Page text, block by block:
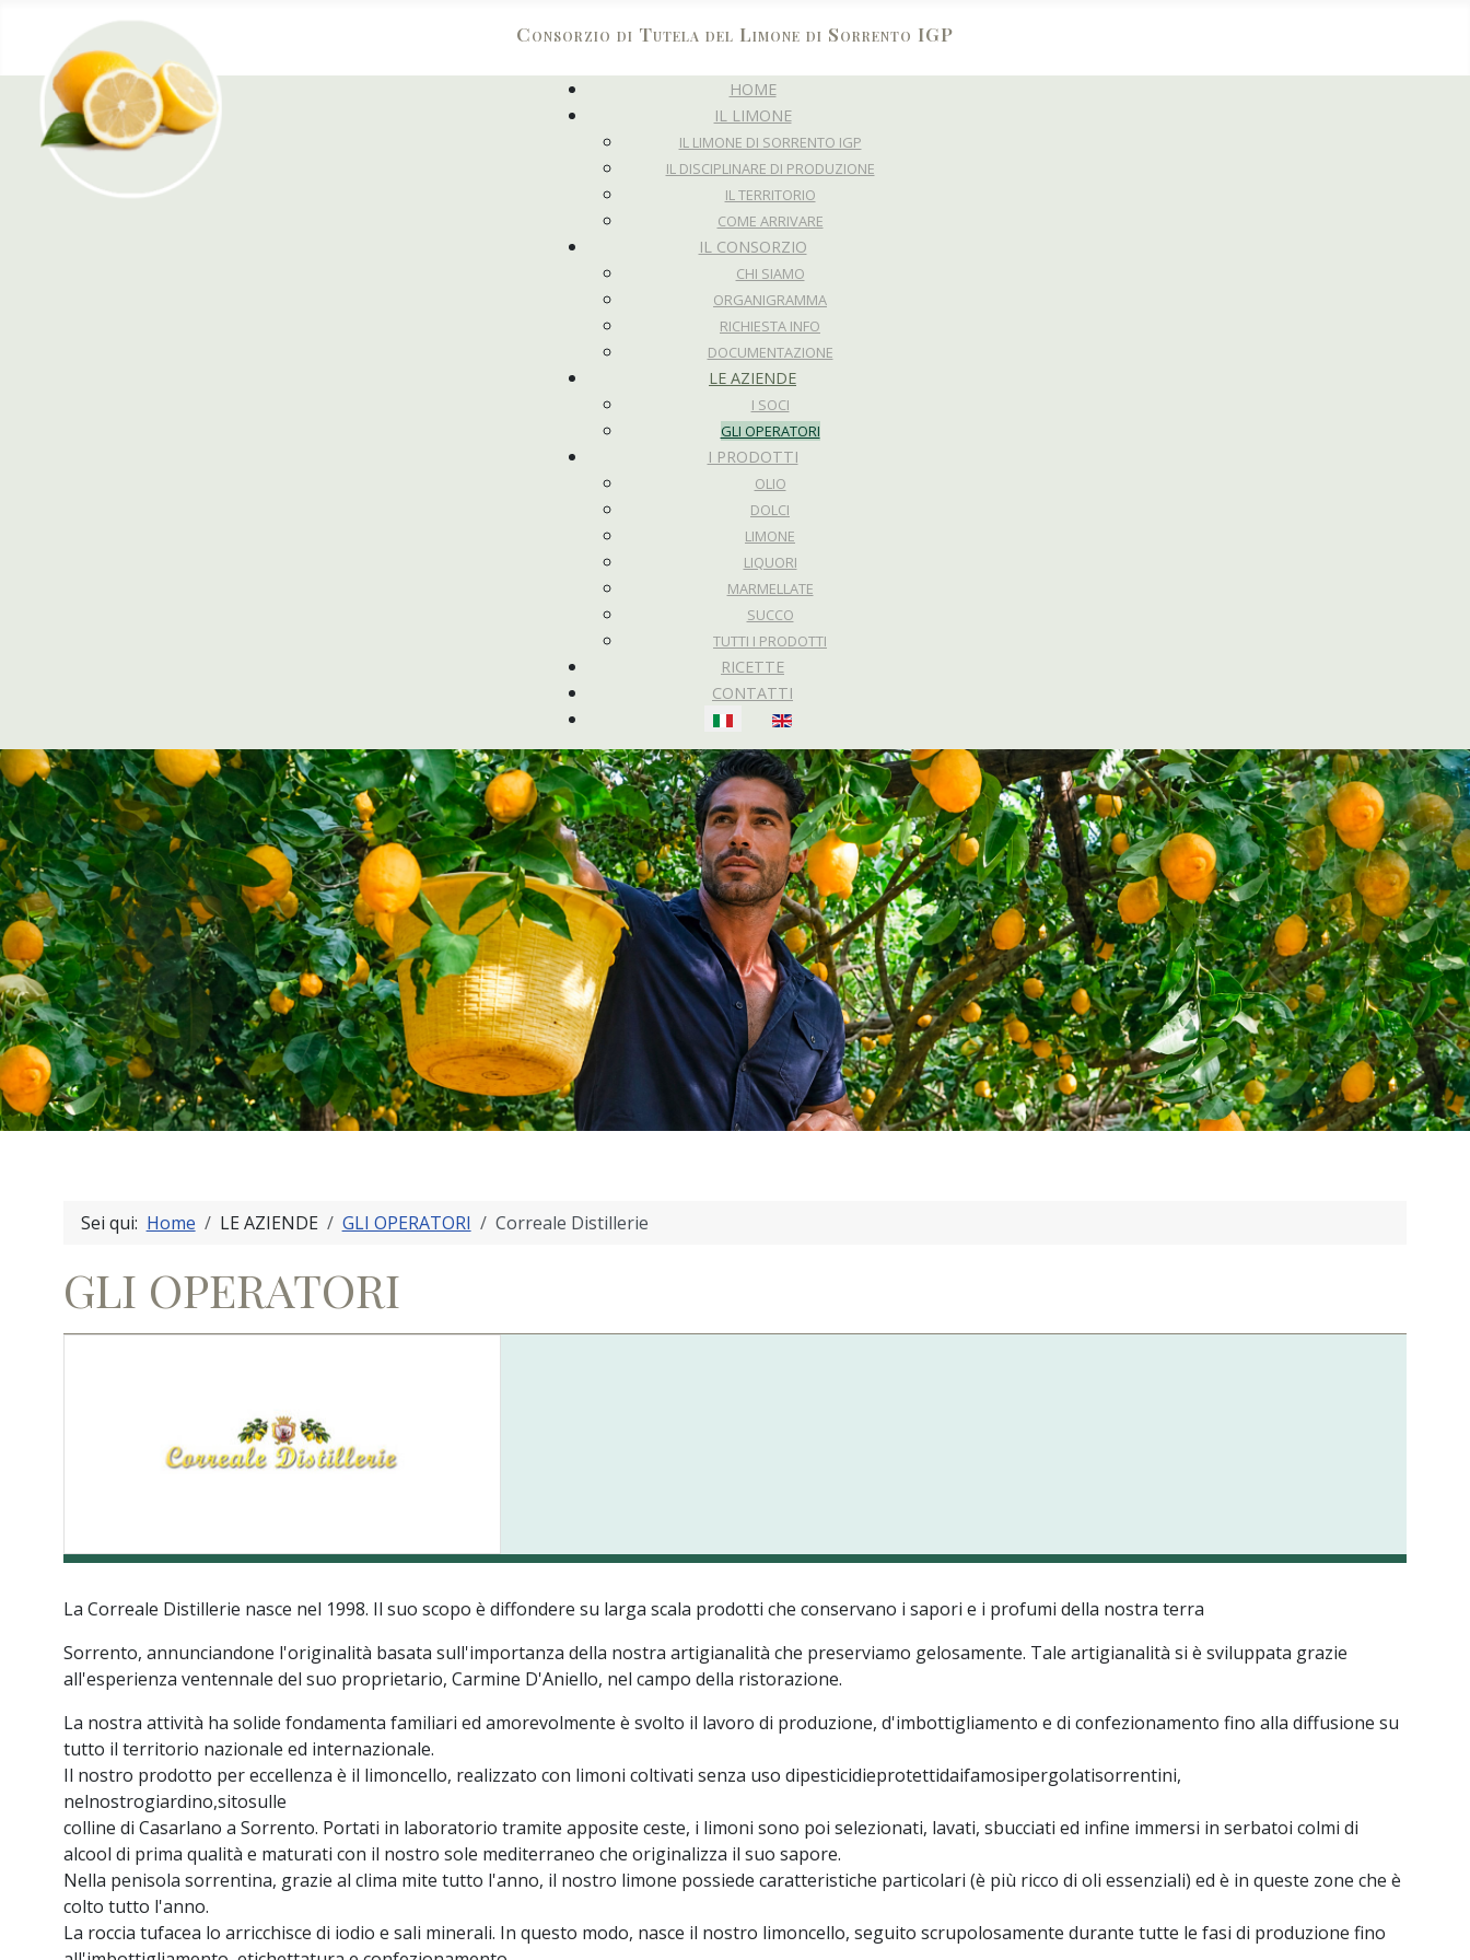
Consorzio di Tutela del Limone di Sorrento IGP
HOME
IL LIMONE
IL LIMONE DI SORRENTO IGP
IL DISCIPLINARE DI PRODUZIONE
IL TERRITORIO
COME ARRIVARE
IL CONSORZIO
CHI SIAMO
ORGANIGRAMMA
RICHIESTA INFO
DOCUMENTAZIONE
LE AZIENDE
I SOCI
GLI OPERATORI
I PRODOTTI
OLIO
DOLCI
LIMONE
LIQUORI
MARMELLATE
SUCCO
TUTTI I PRODOTTI
RICETTE
CONTATTI
Seleziona la tua lingua
Sei qui: Home LE AZIENDE GLI OPERATORI Correale Distillerie
GLI OPERATORI
La Correale Distillerie nasce nel 1998. Il suo scopo è diffondere su larga scala prodotti che conservano i sapori e i profumi della nostra terra
Sorrento, annunciandone l'originalità basata sull'importanza della nostra artigianalità che preserviamo gelosamente. Tale artigianalità si è sviluppata grazie
all'esperienza ventennale del suo proprietario, Carmine D'Aniello, nel campo della ristorazione.
La nostra attività ha solide fondamenta familiari ed amorevolmente è svolto il lavoro di produzione, d'imbottigliamento e di confezionamento fino alla diffusione su
tutto il territorio nazionale ed internazionale.
Il nostro prodotto per eccellenza è il limoncello, realizzato con limoni coltivati senza uso dipesticidieprotettidaifamosipergolatisorrentini,
nelnostrogiardino,sitosulle
colline di Casarlano a Sorrento. Portati in laboratorio tramite apposite ceste, i limoni sono poi selezionati, lavati, sbucciati ed infine immersi in serbatoi colmi di
alcool di prima qualità e maturati con il nostro sole mediterraneo che originalizza il suo sapore.
Nella penisola sorrentina, grazie al clima mite tutto l'anno, il nostro limone possiede caratteristiche particolari (è più ricco di oli essenziali) ed è in queste zone che è
colto tutto l'anno.
La roccia tufacea lo arricchisce di iodio e sali minerali. In questo modo, nasce il nostro limoncello, seguito scrupolosamente durante tutte le fasi di produzione fino